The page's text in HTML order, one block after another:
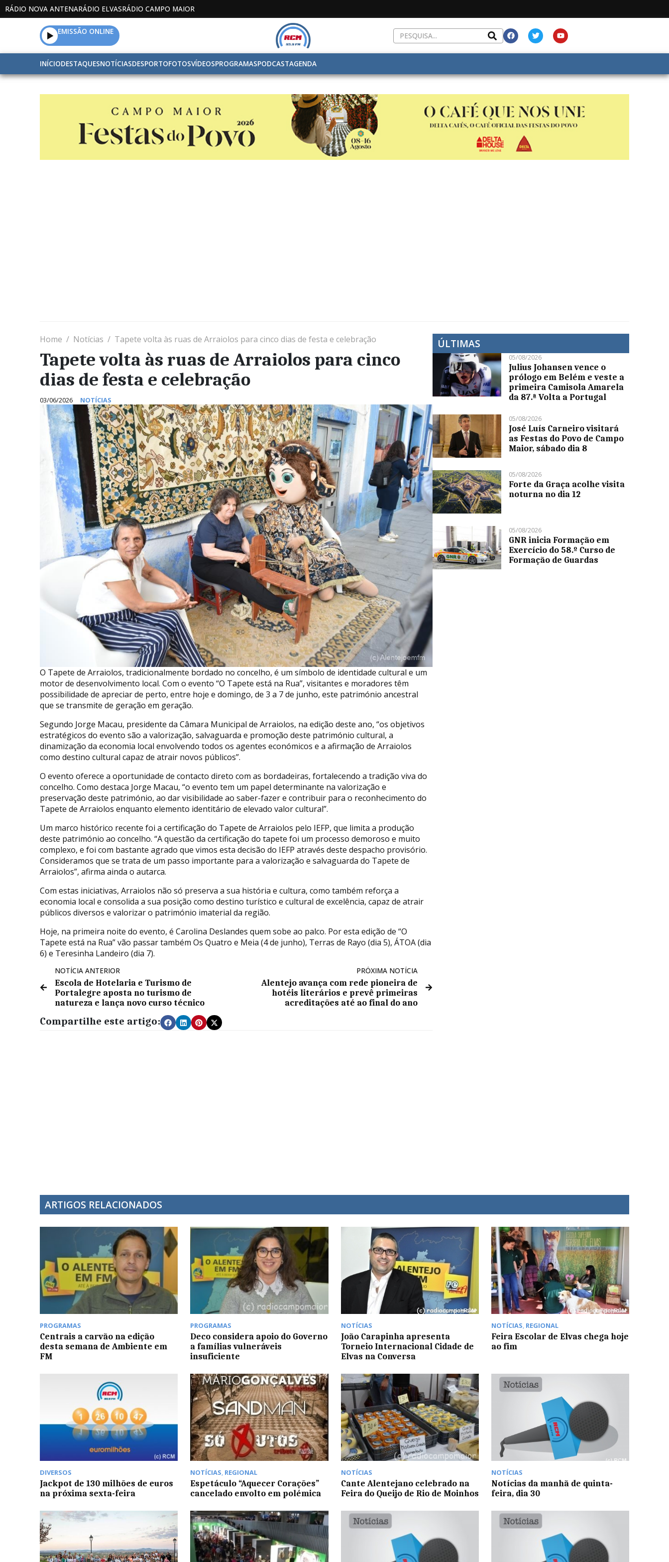
RÁDIO NOVA ANTENARÁDIO ELVASRÁDIO CAMPO MAIOR
EMISSÃO ONLINE
INÍCIODESTAQUESNOTÍCIASDESPORTOFOTOSVÍDEOSPROGRAMASPODCASTAGENDA
Home Notícias Tapete volta às ruas de Arraiolos para cinco dias de festa e celebração
Tapete volta às ruas de Arraiolos para cinco
dias de festa e celebração
03/06/2026 NOTÍCIAS
O Tapete de Arraiolos, tradicionalmente bordado no concelho, é um símbolo de identidade cultural e um
motor de desenvolvimento local. Com o evento “O Tapete está na Rua”, visitantes e moradores têm
possibilidade de apreciar de perto, entre hoje e domingo, de 3 a 7 de junho, este património ancestral
que se transmite de geração em geração.
Segundo Jorge Macau, presidente da Câmara Municipal de Arraiolos, na edição deste ano, “os objetivos
estratégicos do evento são a valorização, salvaguarda e promoção deste património cultural, a
dinamização da economia local envolvendo todos os agentes económicos e a afirmação de Arraiolos
como destino cultural capaz de atrair novos públicos”.
O evento oferece a oportunidade de contacto direto com as bordadeiras, fortalecendo a tradição viva do
concelho. Como destaca Jorge Macau, “o evento tem um papel determinante na valorização e
preservação deste património, ao dar visibilidade ao saber-fazer e contribuir para o reconhecimento do
Tapete de Arraiolos enquanto elemento identitário de elevado valor cultural”.
Um marco histórico recente foi a certificação do Tapete de Arraiolos pelo IEFP, que limita a produção
deste património ao concelho. “A questão da certificação do tapete foi um processo demoroso e muito
complexo, e foi com bastante agrado que vimos esta decisão do IEFP através deste despacho provisório.
Consideramos que se trata de um passo importante para a valorização e salvaguarda do Tapete de
Arraiolos”, afirma ainda o autarca.
Com estas iniciativas, Arraiolos não só preserva a sua história e cultura, como também reforça a
economia local e consolida a sua posição como destino turístico e cultural de excelência, capaz de atrair
públicos diversos e valorizar o património imaterial da região.
Hoje, na primeira noite do evento, é Carolina Deslandes quem sobe ao palco. Por esta edição de “O
Tapete está na Rua” vão passar também Os Quatro e Meia (4 de junho), Terras de Rayo (dia 5), ÁTOA (dia
6) e Teresinha Landeiro (dia 7).
NOTÍCIA ANTERIOR
Escola de Hotelaria e Turismo de
Portalegre aposta no turismo de
natureza e lança novo curso técnico
PRÓXIMA NOTÍCIA
Alentejo avança com rede pioneira de
hotéis literários e prevê primeiras
acreditações até ao final do ano
Compartilhe este artigo:
ÚLTIMAS
05/08/2026
Julius Johansen vence o
prólogo em Belém e veste a
primeira Camisola Amarela
da 87.ª Volta a Portugal
05/08/2026
José Luís Carneiro visitará
as Festas do Povo de Campo
Maior, sábado dia 8
05/08/2026
Forte da Graça acolhe visita
noturna no dia 12
05/08/2026
GNR inicia Formação em
Exercício do 58.º Curso de
Formação de Guardas
ARTIGOS RELACIONADOS
PROGRAMAS
Centrais a carvão na edição
desta semana de Ambiente em
FM
PROGRAMAS
Deco considera apoio do Governo
a famílias vulneráveis
insuficiente
NOTÍCIAS
João Carapinha apresenta
Torneio Internacional Cidade de
Elvas na Conversa
NOTÍCIAS, REGIONAL
Feira Escolar de Elvas chega hoje
ao fim
DIVERSOS
Jackpot de 130 milhões de euros
na próxima sexta-feira
NOTÍCIAS REGIONAL
Espetáculo “Aquecer Corações”
cancelado envolto em polémica
NOTÍCIAS
Cante Alentejano celebrado na
Feira do Queijo de Rio de Moinhos
NOTÍCIAS
Notícias da manhã de quinta-
feira, dia 30